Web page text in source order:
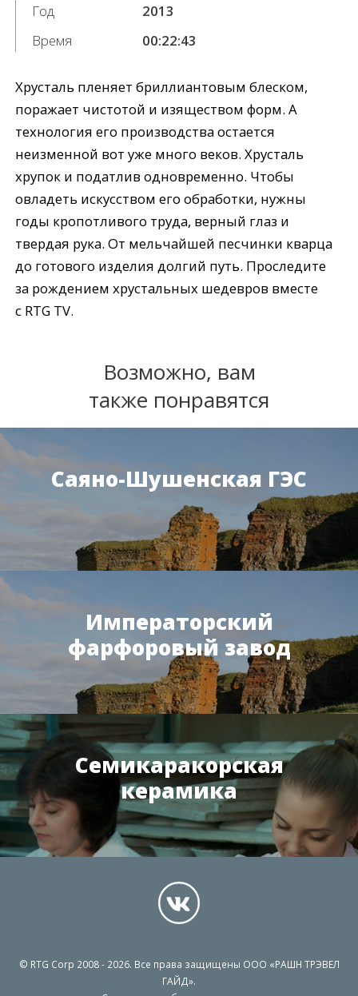
Год
2013
Время
00:22:43
Хрусталь пленяет бриллиантовым блеском,
поражает чистотой и изяществом форм. А
технология его производства остается
неизменной вот уже много веков. Хрусталь
хрупок и податлив одновременно. Чтобы
овладеть искусством его обработки, нужны
годы кропотливого труда, верный глаз и
твердая рука. От мельчайшей песчинки кварца
до готового изделия долгий путь. Проследите
за рождением хрустальных шедевров вместе
с RTG TV.
Возможно, вам
также понравятся
Саяно-Шушенская ГЭС
Императорский
фарфоровый завод
Семикаракорская
керамика
© RTG Corp 2008 - 2026. Все права защищены ООО «РАШН ТРЭВЕЛ
ГАЙД».